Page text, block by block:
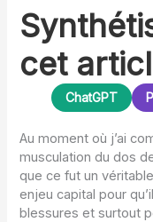
cet
ChatGPT
Au moment où j’ai
musculation du dos
que ce fut un
enjeu capital pour
blessures et surtout